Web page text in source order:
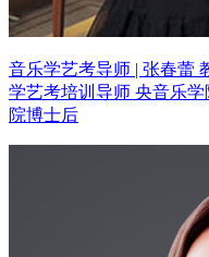
音乐学艺考导师 | 张春蕾
学艺考培训导师 央音乐学
院博士后